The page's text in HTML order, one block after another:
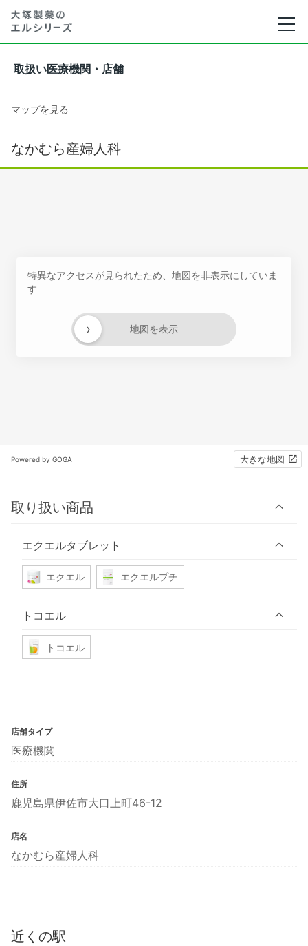
取扱い医療機関・店舗
マップを見る
なかむら産婦人科
特異なアクセスが見られたため、地図を非表示にしていま
す
地図を表示
›
Powered by GOGA 大きな地図
取り扱い商品
エクエルタブレット
エクエル エクエルプチ
トコエル
トコエル
店舗タイプ
医療機関
住所
鹿児島県伊佐市大口上町46-12
店名
なかむら産婦人科
近くの駅